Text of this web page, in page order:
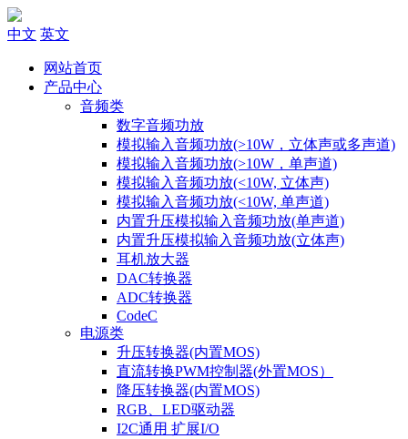
中文 英文
网站首页
产品中心
音频类
数字音频功放
模拟输入音频功放(>10W，立体声或多声道)
模拟输入音频功放(>10W，单声道)
模拟输入音频功放(<10W, 立体声)
模拟输入音频功放(<10W, 单声道)
内置升压模拟输入音频功放(单声道)
内置升压模拟输入音频功放(立体声)
耳机放大器
DAC转换器
ADC转换器
CodeC
电源类
升压转换器(内置MOS)
直流转换PWM控制器(外置MOS）
降压转换器(内置MOS)
RGB、LED驱动器
I2C通用 扩展I/O